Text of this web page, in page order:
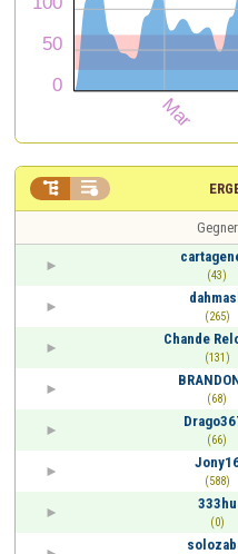
 
Gegner
(43)
(265)
Chande
(131)
(68)
(66)
(588)
333hu
(0)